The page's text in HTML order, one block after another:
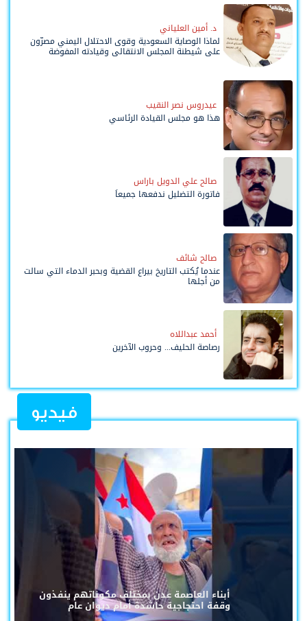
د. أمين العلياني
لماذا الوصاية السعودية وقوى الاحتلال اليمني مصرّون
على شيطنة المجلس الانتقالي وقيادته المفوضة
عيدروس نصر النقيب
هذا هو مجلس القيادة الرئاسي
صالح علي الدويل باراس
فاتورة التضليل ندفعها جميعاً
صالح شائف
عندما يُكتب التاريخ بيراع القضية وبحبر الدماء التي سالت
من أجلها
أحمد عبداللاه
رصاصة الحليف... وحروب الآخرين
فيديو
أبناء العاصمة عدن بمختلف مكوناتهم ينفذون
وقفة احتجاجية حاشدة أمام ديوان عام